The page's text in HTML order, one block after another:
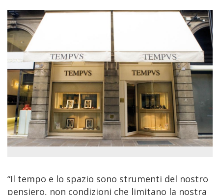
“Il tempo e lo spazio sono strumenti del nostro
pensiero, non condizioni che limitano la nostra